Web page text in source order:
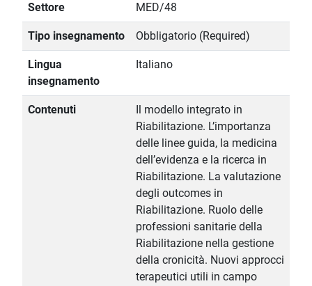
Settore MED/48
Tipo insegnamento Obbligatorio (Required)
Lingua
insegnamento
Italiano
Contenuti
Il modello integrato in
Riabilitazione. L’importanza
delle linee guida, la medicina
dell’evidenza e la ricerca in
Riabilitazione. La valutazione
degli outcomes in
Riabilitazione. Ruolo delle
professioni sanitarie della
Riabilitazione nella gestione
della cronicità. Nuovi approcci
terapeutici utili in campo